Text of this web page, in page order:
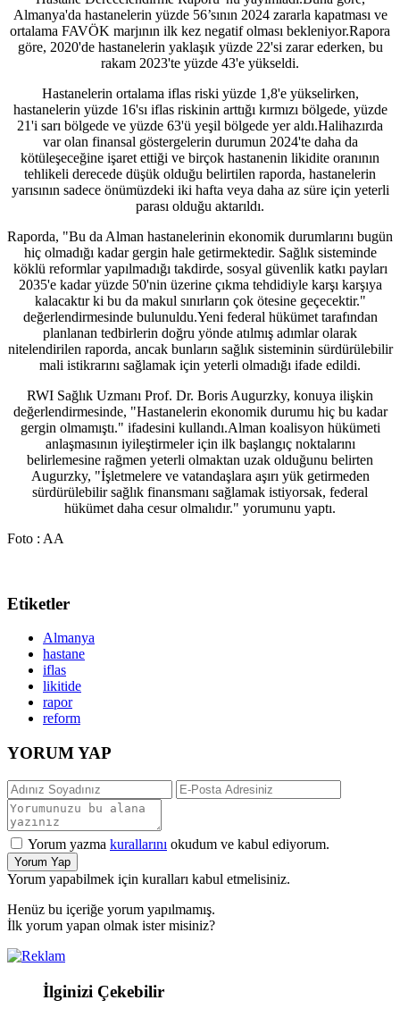
Almanya'da hastanelerin yüzde 56’sının 2024 zararla kapatması ve
ortalama FAVÖK marjının ilk kez negatif olması bekleniyor.Rapora
göre, 2020'de hastanelerin yaklaşık yüzde 22'si zarar ederken, bu
rakam 2023'te yüzde 43'e yükseldi.
Hastanelerin ortalama iflas riski yüzde 1,8'e yükselirken,
hastanelerin yüzde 16'sı iflas riskinin arttığı kırmızı bölgede, yüzde
21'i sarı bölgede ve yüzde 63'ü yeşil bölgede yer aldı.Halihazırda
var olan finansal göstergelerin durumun 2024'te daha da
kötüleşeceğine işaret ettiği ve birçok hastanenin likidite oranının
tehlikeli derecede düşük olduğu belirtilen raporda, hastanelerin
yarısının sadece önümüzdeki iki hafta veya daha az süre için yeterli
parası olduğu aktarıldı.
Raporda, "Bu da Alman hastanelerinin ekonomik durumlarını bugün
hiç olmadığı kadar gergin hale getirmektedir. Sağlık sisteminde
köklü reformlar yapılmadığı takdirde, sosyal güvenlik katkı payları
2035'e kadar yüzde 50'nin üzerine çıkma tehdidiyle karşı karşıya
kalacaktır ki bu da makul sınırların çok ötesine geçecektir."
değerlendirmesinde bulunuldu.Yeni federal hükümet tarafından
planlanan tedbirlerin doğru yönde atılmış adımlar olarak
nitelendirilen raporda, ancak bunların sağlık sisteminin sürdürülebilir
mali istikrarını sağlamak için yeterli olmadığı ifade edildi.
RWI Sağlık Uzmanı Prof. Dr. Boris Augurzky, konuya ilişkin
değerlendirmesinde, "Hastanelerin ekonomik durumu hiç bu kadar
gergin olmamıştı." ifadesini kullandı.Alman koalisyon hükümeti
anlaşmasının iyileştirmeler için ilk başlangıç noktalarını
belirlemesine rağmen yeterli olmaktan uzak olduğunu belirten
Augurzky, "İşletmelere ve vatandaşlara aşırı yük getirmeden
sürdürülebilir sağlık finansmanı sağlamak istiyorsak, federal
hükümet daha cesur olmalıdır." yorumunu yaptı.
Foto : AA
Etiketler
Almanya
hastane
iflas
likitide
rapor
reform
YORUM YAP
Yorum yazma kurallarını okudum ve kabul ediyorum.
Yorum Yap
Yorum yapabilmek için kuralları kabul etmelisiniz.
Henüz bu içeriğe yorum yapılmamış.
İlk yorum yapan olmak ister misiniz?
İlginizi Çekebilir